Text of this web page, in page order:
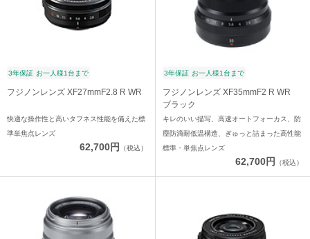
3年保証 お一人様1台まで
フジノンレンズ XF27mmF2.8 R WR
快適な操作性と高いタフネス性能を備えた標
準単焦点レンズ
62,700円 （税込）
3年保証 お一人様1台まで
フジノンレンズ XF35mmF2 R WR
ブラック
キレのいい描写、高速オートフォーカス、防
塵防滴耐低温構造、ぎゅっと詰まった高性能
標準・単焦点レンズ
62,700円 （税込）